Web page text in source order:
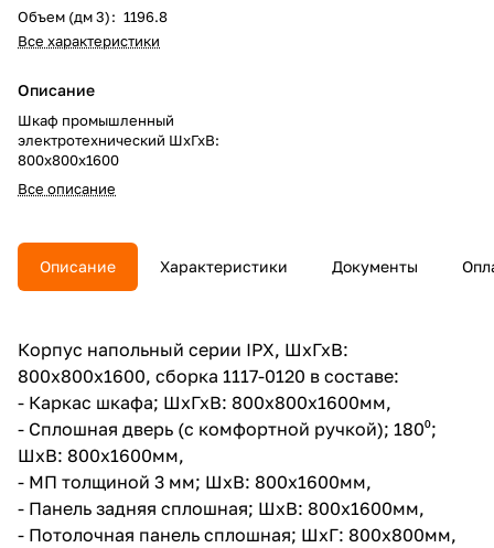
Объем (дм 3): 1196.8
Все характеристики
Описание
Шкаф промышленный
электротехнический ШхГхВ:
800х800х1600
Все описание
Описание Характеристики Документы
Корпус напольный серии IPX, ШхГхВ:
800х800х1600, сборка 1117-0120 в составе:
- Каркас шкафа; ШхГхВ: 800x800х1600мм,
- Сплошная дверь (с комфортной ручкой); 180⁰;
ШхВ: 800х1600мм,
- МП толщиной 3 мм; ШхВ: 800х1600мм,
- Панель задняя сплошная; ШхВ: 800х1600мм,
- Потолочная панель сплошная; ШхГ: 800х800мм,